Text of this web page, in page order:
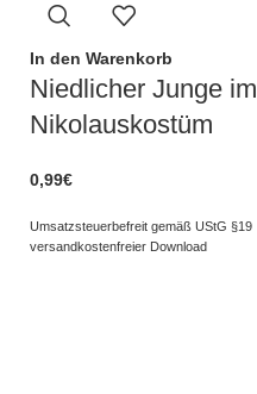
In den Warenkorb
Niedlicher Junge im
Nikolauskostüm
0,99€
Umsatzsteuerbefreit gemäß UStG §19
versandkostenfreier Download